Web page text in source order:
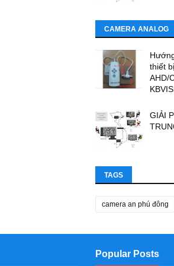
CAMERA ANALOG
thiết
AHD/
GIẢI
TAGS
camera an phú đông
Popular Posts